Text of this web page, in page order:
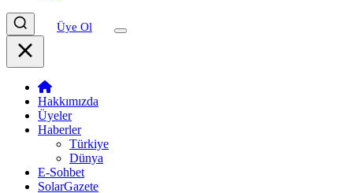
Üye Ol
Hakkımızda
Üyeler
Haberler
Türkiye
Dünya
E-Sohbet
SolarGazete